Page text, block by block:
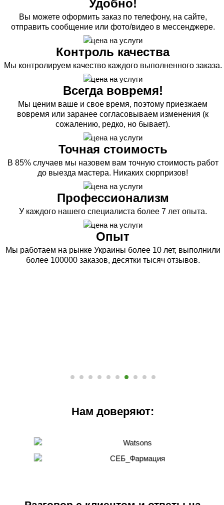
Удобно!
Вы можете оформить заказ по телефону, на сайте,
отправить сообщение или фото/видео в мессенджере.
Контроль качества
Мы контролируем качество каждого выполненного заказа.
Всегда вовремя!
Мы ценим ваше и свое время, поэтому приезжаем
вовремя или заранее согласовываем изменения (к
сожалению, редко, но бывает).
Точная стоимость
В 85% случаев мы назовем вам точную стоимость работ
до выезда мастера. Никаких сюрпризов!
Профессионализм
У каждого нашего специалиста более 7 лет опыта.
Опыт
Мы работаем на рынке Украины более 10 лет, выполнили
более 100000 заказов, десятки тысяч отзывов.
Нам доверяют: